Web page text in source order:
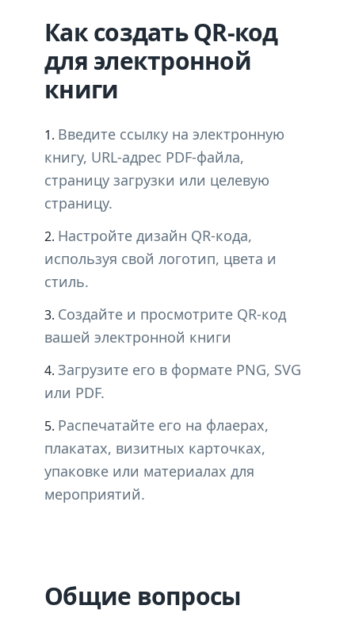
Как создать QR-код
для электронной
книги
Введите ссылку на электронную
книгу, URL-адрес PDF-файла,
страницу загрузки или целевую
страницу.
Настройте дизайн QR-кода,
используя свой логотип, цвета и
стиль.
Создайте и просмотрите QR-код
вашей электронной книги
Загрузите его в формате PNG, SVG
или PDF.
Распечатайте его на флаерах,
плакатах, визитных карточках,
упаковке или материалах для
мероприятий.
Общие вопросы